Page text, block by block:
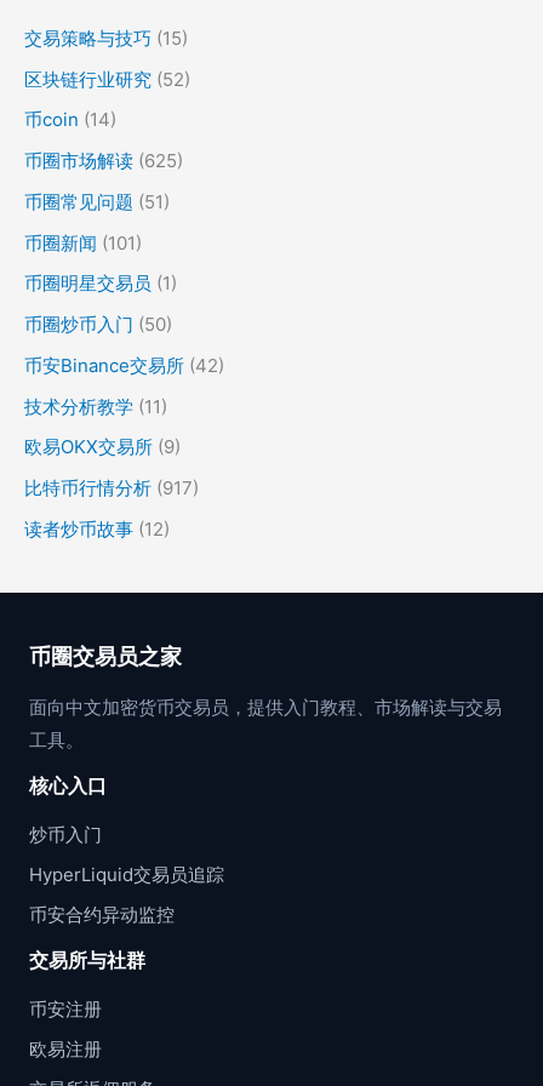
交易策略与技巧 (15)
区块链行业研究 (52)
币coin (14)
币圈市场解读 (625)
币圈常见问题 (51)
币圈新闻 (101)
币圈明星交易员 (1)
币圈炒币入门 (50)
币安Binance交易所 (42)
技术分析教学 (11)
欧易OKX交易所 (9)
比特币行情分析 (917)
读者炒币故事 (12)
币圈交易员之家
面向中文加密货币交易员，提供入门教程、市场解读与交易
工具。
核心入口
炒币入门
HyperLiquid交易员追踪
币安合约异动监控
交易所与社群
币安注册
欧易注册